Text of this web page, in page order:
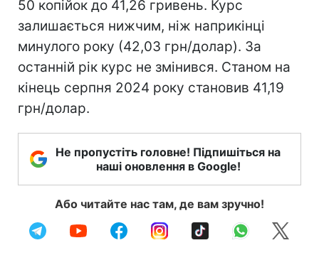
50 копійок до 41,26 гривень. Курс
залишається нижчим, ніж наприкінці
минулого року (42,03 грн/долар). За
останній рік курс не змінився. Станом на
кінець серпня 2024 року становив 41,19
грн/долар.
Не пропустіть головне! Підпишіться на
наші оновлення в Google!
Або читайте нас там, де вам зручно!